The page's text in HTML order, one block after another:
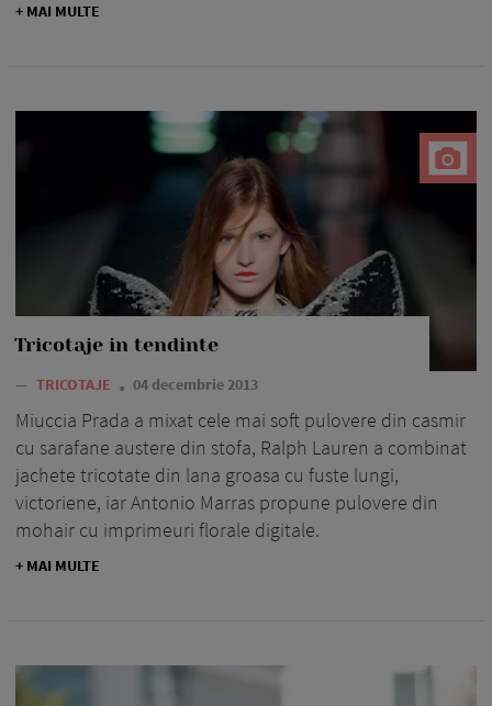
+ MAI MULTE
Tricotaje in tendinte
— TRICOTAJE 04 decembrie 2013
Miuccia Prada a mixat cele mai soft pulovere din casmir
cu sarafane austere din stofa, Ralph Lauren a combinat
jachete tricotate din lana groasa cu fuste lungi,
victoriene, iar Antonio Marras propune pulovere din
mohair cu imprimeuri florale digitale.
+ MAI MULTE